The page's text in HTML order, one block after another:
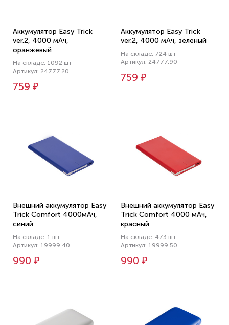
Аккумулятор Easy Trick
ver.2, 4000 мАч,
оранжевый
На складе: 1092 шт
Артикул: 24777.20
759 ₽
Аккумулятор Easy Trick
ver.2, 4000 мАч, зеленый
На складе: 724 шт
Артикул: 24777.90
759 ₽
Внешний аккумулятор Easy
Trick Comfort 4000мАч,
синий
На складе: 1 шт
Артикул: 19999.40
990 ₽
Внешний аккумулятор Easy
Trick Comfort 4000 мАч,
красный
На складе: 473 шт
Артикул: 19999.50
990 ₽